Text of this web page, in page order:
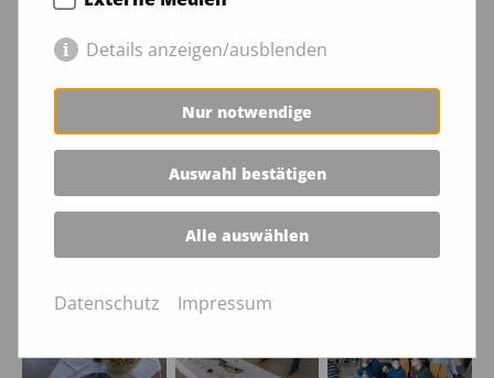
Details anzeigen/ausblenden
Nur notwendige
Auswahl bestätigen
Alle auswählen
Datenschutz Impressum